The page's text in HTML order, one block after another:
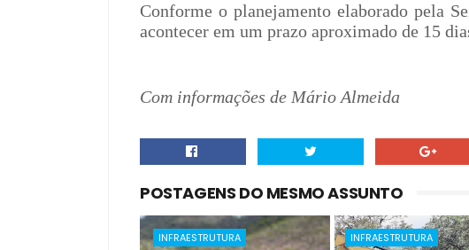
Conforme o planejamento elaborado pela
acontecer em um prazo aproximado de 15
Com informações de Mário Almeida
POSTAGENS DO MESMO ASSUNTO
INFRAESTRUTURA INFRAESTRUTURA